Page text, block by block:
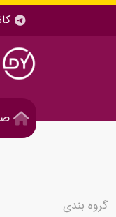
گروه بندی